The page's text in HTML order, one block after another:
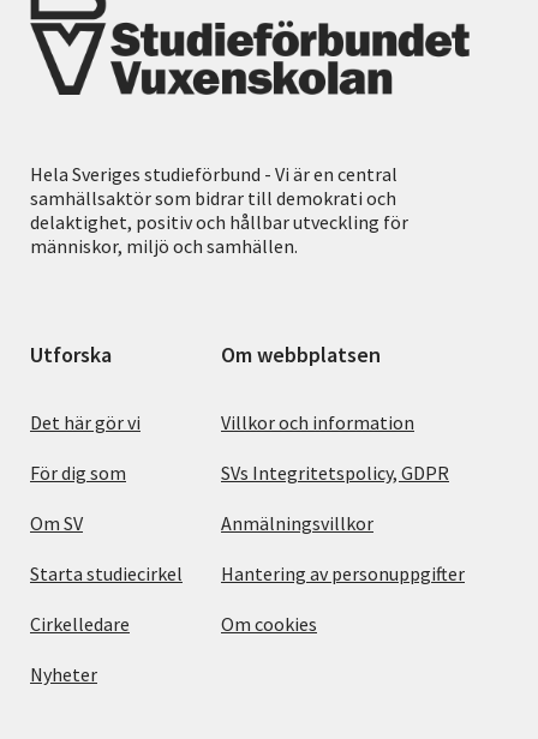
Hela Sveriges studieförbund - Vi är en central
samhällsaktör som bidrar till demokrati och
delaktighet, positiv och hållbar utveckling för
människor, miljö och samhällen.
Utforska
Det här gör vi
För dig som
Om SV
Starta studiecirkel
Cirkelledare
Nyheter
Om webbplatsen
Villkor och information
SVs Integritetspolicy, GDPR
Anmälningsvillkor
Hantering av personuppgifter
Om cookies